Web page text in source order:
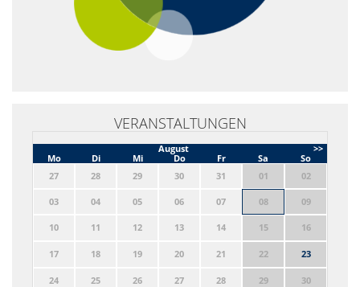
VERANSTALTUNGEN
>>
August
Mo
Di Mi Do Fr Sa
So
27
28 29 30 31 01 02
03 04 05 06 07 08 09
10 11 12 13 14 15 16
17 18 19 20 21 22 23
24 25 26 27 28 29 30